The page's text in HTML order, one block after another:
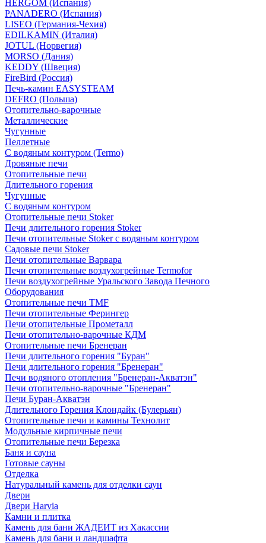
HERGOM (Испания)
PANADERO (Испания)
LISEO (Германия-Чехия)
EDILKAMIN (Италия)
JOTUL (Норвегия)
MORSO (Дания)
KEDDY (Швеция)
FireBird (Россия)
Печь-камин EASYSTEAM
DEFRO (Польша)
Отопительно-варочные
Металлические
Чугунные
Пеллетные
С водяным контуром (Termo)
Дровяные печи
Отопительные печи
Длительного горения
Чугунные
C водяным контуром
Отопительные печи Stoker
Печи длительного горения Stoker
Печи отопительные Stoker с водяным контуром
Садовые печи Stoker
Печи отопительные Варвара
Печи отопительные воздухогрейные Termofor
Печи воздухогрейные Уральского Завода Печного
Оборудования
Отопительные печи TMF
Печи отопительные Ферингер
Печи отопительные Прометалл
Печи отопительно-варочные КДМ
Отопительные печи Бренеран
Печи длительного горения "Буран"
Печи длительного горения "Бренеран"
Печи водяного отопления "Бренеран-Акватэн"
Печи отопительно-варочные "Бренеран"
Печи Буран-Акватэн
Длительного Горения Клондайк (Булерьян)
Отопительные печи и камины Технолит
Модульные кирпичные печи
Отопительные печи Березка
Баня и сауна
Готовые сауны
Отделка
Натуральный камень для отделки саун
Двери
Двери Harvia
Камни и плитка
Камень для бани ЖАДЕИТ из Хакассии
Камень для бани и ландшафта